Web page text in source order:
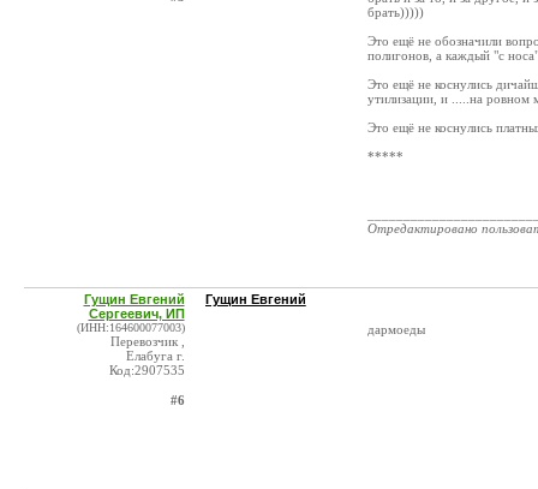
брать)))))
Это ещё не обозначили
полигонов, а каждый "с
Это ещё не коснулись
утилизации, и .....на ровном
Это ещё не коснулись
*****
Отредактировано
Гущин Евгений
Сергеевич, ИП
(ИНН:164600077003)
Перевозчик ,
Елабуга г.
Код:2907535
#6
Гущин Евгений
дармоеды